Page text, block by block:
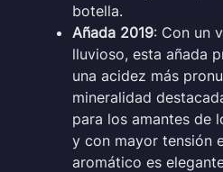
botella.
Añada 2019: Con un
lluvioso, esta añada
una acidez más
mineralidad
para los amantes de
y con mayor tensión
aromático es